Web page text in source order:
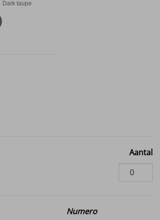
Dark taupe
Aantal
Numero